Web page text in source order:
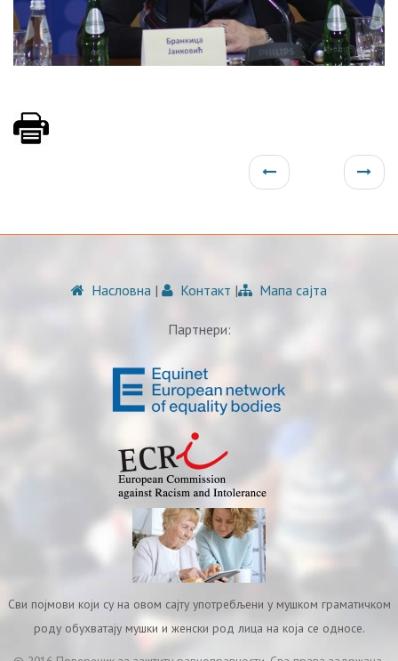
Насловна | Контакт | Мапа сајта
Партнери:
Сви појмови који су на овом сајту употребљени у мушком граматичком
роду обухватају мушки и женски род лица на која се односе.